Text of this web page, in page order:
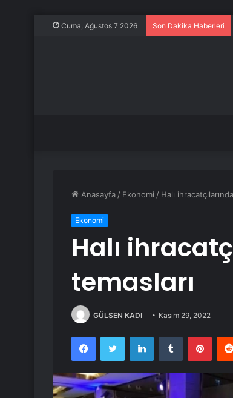
Cuma, Ağustos 7 2026 Son Dakika Haberleri
Anasayfa / Ekonomi / Halı
Ekonomi
Halı
temasları
GÜLSEN KADI Kasım 29, 2022
FacebookTwitter LinkedInTumblr